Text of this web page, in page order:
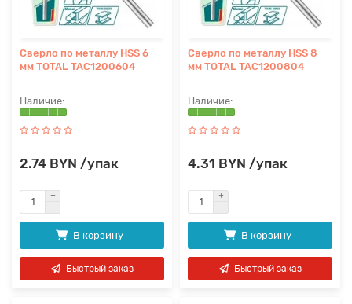
Сверло по металлу HSS 6
мм TOTAL TAC1200604
2.74 BYN /упак
В корзину
Быстрый заказ
Сверло по металлу HSS 8
мм TOTAL TAC1200804
4.31 BYN /упак
В корзину
Быстрый заказ